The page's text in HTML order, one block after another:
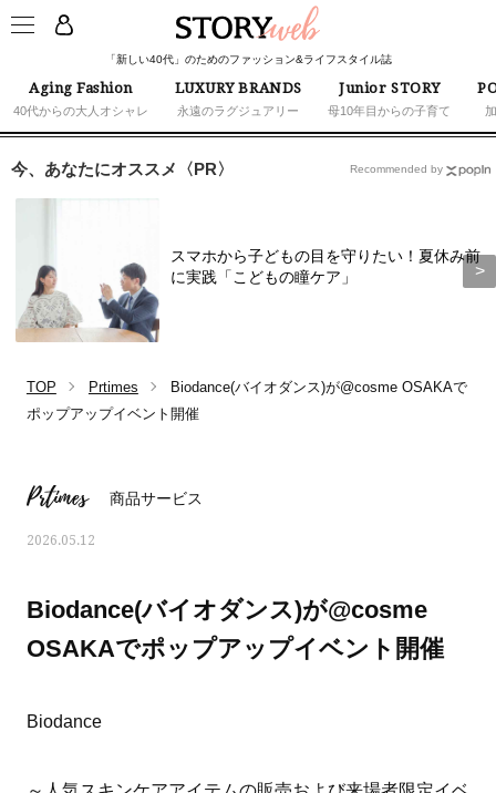
「新しい40代」のためのファッション&ライフスタイル誌
Aging Fashion
40代からの大人オシャレ
LUXURY BRANDS
永遠のラグジュアリー
Junior STORY
母10年目からの子育て
今、あなたにオススメ〈PR〉
スマホから子どもの目を守りたい！夏休み前
に実践「こどもの瞳ケア」
Recommended by
TOP Prtimes
Biodance(バイオダンス)が@cosme OSAKAで
ポップアップイベント開催
Prtimes 商品サービス
2026.05.12
Biodance(バイオダンス)が@cosme
OSAKAでポップアップイベント開催
Biodance